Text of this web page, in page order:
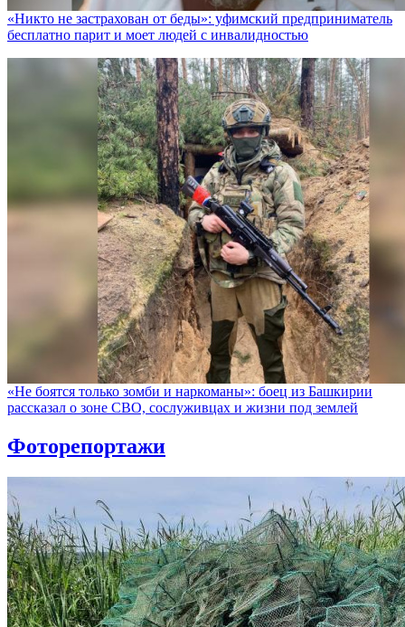
«Никто не заcтрахован от беды»: уфимский предприниматель
бесплатно парит и моет людей с инвалидностью
«Не боятся только зомби и наркоманы»: боец из Башкирии
рассказал о зоне СВО, сослуживцах и жизни под землей
Фоторепортажи